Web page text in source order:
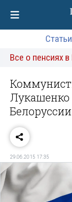
Статьи
Все о пенсиях
Лукашенко
Белоруссии
29.06.2015 17:35